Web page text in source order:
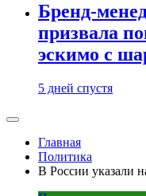
Бренд-
призвала
эскимо с
5 дней спустя
Главная
Политика
В России указали